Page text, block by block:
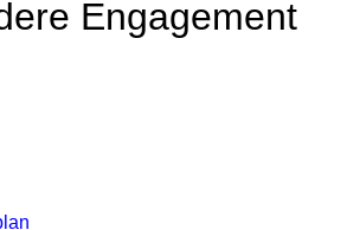
Engagement